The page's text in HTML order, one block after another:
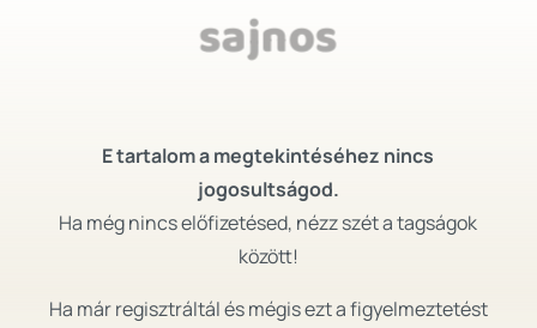
sajnos
E tartalom a megtekintéséhez nincs
jogosultságod.
Ha még nincs előfizetésed, nézz szét a tagságok
között!
Ha már regisztráltál és mégis ezt a figyelmeztetést